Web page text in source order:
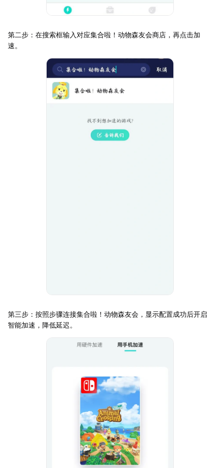
第二步：在搜索框输入对应集合啦！动物森友会商店，再点击加
速。
第三步：按照步骤连接集合啦！动物森友会，显示配置成功后开启
智能加速，降低延迟。